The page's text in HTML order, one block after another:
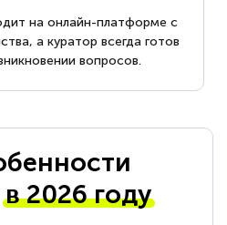
на онлайн-платформе с
а куратор всегда готов
вопросов.
в 2026 году